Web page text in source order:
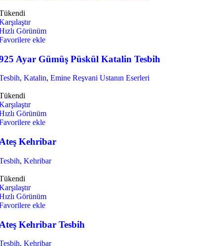
Görünüm
ekle
Ayar Gümüş Püskül Katalin Tesbih
, Katalin, Emine Reşvani Ustanın Eserleri
Görünüm
ekle
Kehribar
, Kehribar
Görünüm
ekle
Kehribar Tesbih
, Kehribar